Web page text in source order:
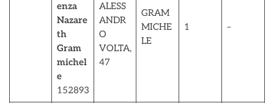
enza
Nazare
th
Gram
michel
e
152893
ALESS
ANDR
O
VOLTA,
47
GRAM
MICHE
LE
1 –